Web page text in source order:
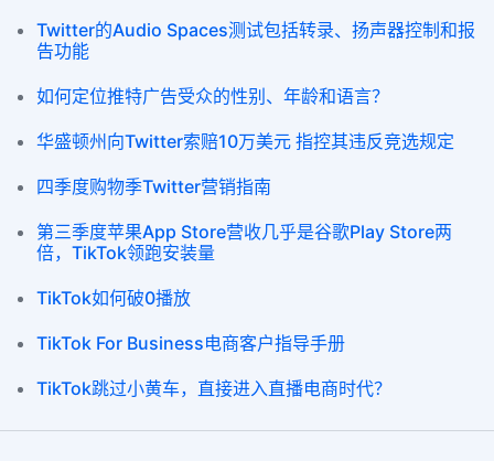
Twitter的Audio Spaces测试包括转录、扬声器控制和报
告功能
如何定位推特广告受众的性别、年龄和语言？
华盛顿州向Twitter索赔10万美元 指控其违反竞选规定
四季度购物季Twitter营销指南
第三季度苹果App Store营收几乎是谷歌Play Store两
倍，TikTok领跑安装量
TikTok如何破0播放
TikTok For Business电商客户指导手册
TikTok跳过小黄车，直接进入直播电商时代？